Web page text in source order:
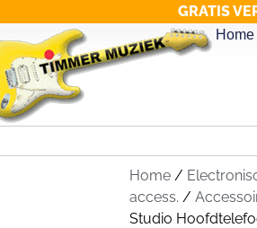
GRATIS
Home
Home/
access. /
Studio